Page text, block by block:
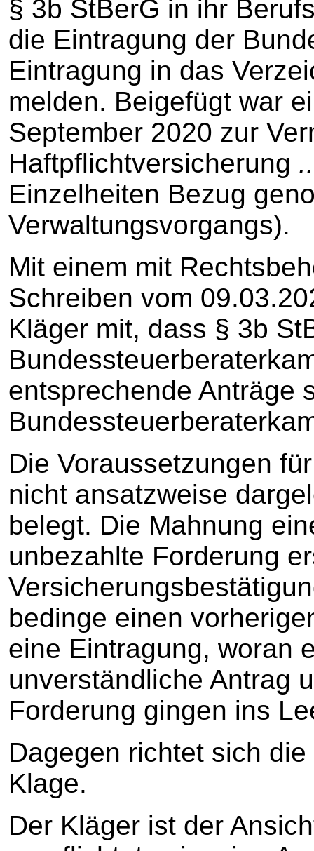
§ 3b StBerG in ihr
die Eintragung der
Eintragung in das
melden. Beigefügt war
September 2020 zur
Haftpflichtversicherung
Einzelheiten Bezug
Verwaltungsvorgangs).
Mit einem mit
Schreiben vom
Kläger mit, dass § 3b
entsprechende Anträge
Die Voraussetzungen
nicht ansatzweise
belegt. Die Mahnung
unbezahlte Forderung
bedinge einen
eine Eintragung, woran
unverständliche Antrag
Forderung gingen ins
Dagegen richtet sich
Klage.
Der Kläger ist der